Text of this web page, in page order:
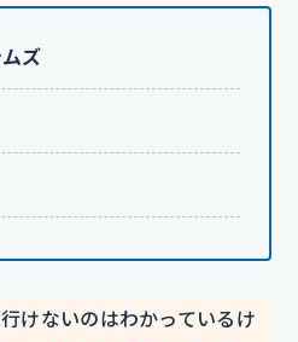
ズ
けないのはわかっているけ